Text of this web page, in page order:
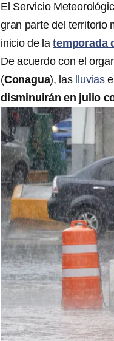
El Servicio
gran parte del territorio
inicio de latemporada
De acuerdo con el
(Conagua), las lluvias
disminuirán en julio